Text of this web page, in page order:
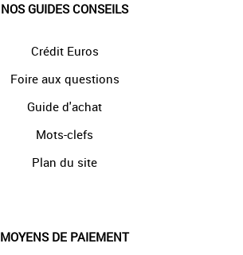
NOS GUIDES CONSEILS
Crédit Euros
Foire aux questions
Guide d'achat
Mots-clefs
Plan du site
MOYENS DE PAIEMENT